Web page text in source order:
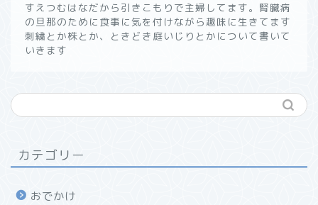
すえつむはなだから引きこもりで主婦してます。腎臓病
の旦那のために食事に気を付けながら趣味に生きてます
刺繍とか株とか、ときどき庭いじりとかについて書いて
いきます
カテゴリー
おでかけ